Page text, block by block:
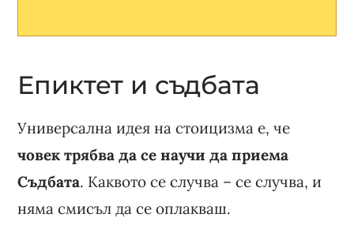
Епиктет и съдбата
Универсална идея на стоицизма е, че
човек трябва да се научи да приема
Съдбата. Каквото се случва – се случва, и
няма смисъл да се оплакваш.